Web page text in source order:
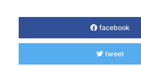
facebook
tweet